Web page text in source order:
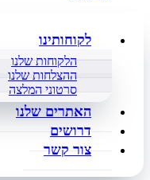
לקוחותינו
הלקוחות שלנו
ההצלחות שלנו
סרטוני המלצה
האתרים שלנו
דרושים
צור קשר